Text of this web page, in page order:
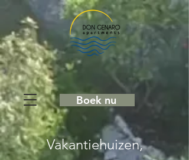
Boek nu
Vakantiehuizen,